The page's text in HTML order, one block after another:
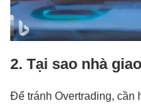
2. Tại sao nhà
Để tránh Overtrading, cần